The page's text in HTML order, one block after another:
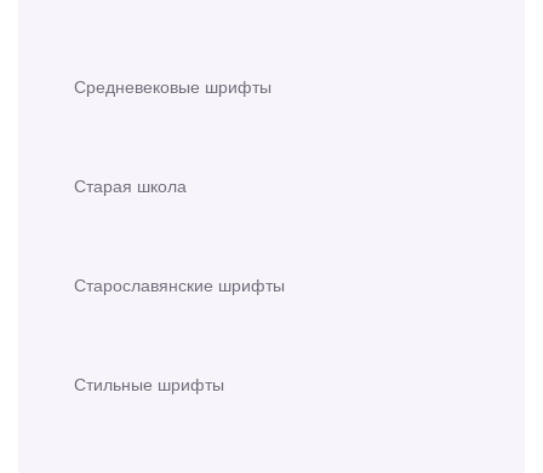
Средневековые шрифты
Старая школа
Старославянские шрифты
Стильные шрифты